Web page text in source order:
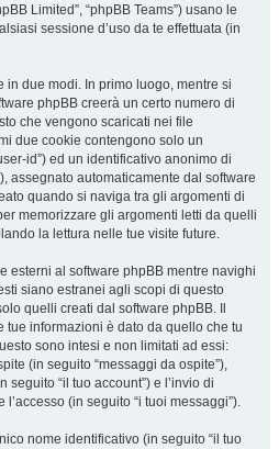
Limited”, “phpBB Teams”) usano le
sessione d’uso da te effettuata (in
in due modi. In primo luogo, mentre si
phpBB creerà un certo numero di
che vengono scaricati nei file
due cookie contengono solo un
id”) ed un identificativo anonimo di
assegnato automaticamente dal software
quando si naviga tra gli argomenti di
memorizzare gli argomenti letti da quelli
la lettura nelle tue visite future.
esterni al software phpBB mentre navighi
siano estranei agli scopi di questo
quelli creati dal software phpBB. Il
informazioni è dato da quello che tu
sono intesi e non limitati ad essi:
(in seguito “messaggi da ospite”),
seguito “il tuo account”) e l’invio di
(in seguito “i tuoi messaggi”).
nome identificativo (in seguito “il tuo